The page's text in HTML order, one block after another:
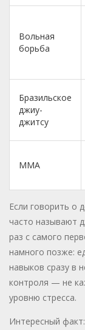
Вольная
борьба
Бразильское
джиу-
джитсу
ММА
Если говорить о
часто называют
раз с самого
намного позже:
навыков сразу в
контроля — не
уровню стресса.
Интересный